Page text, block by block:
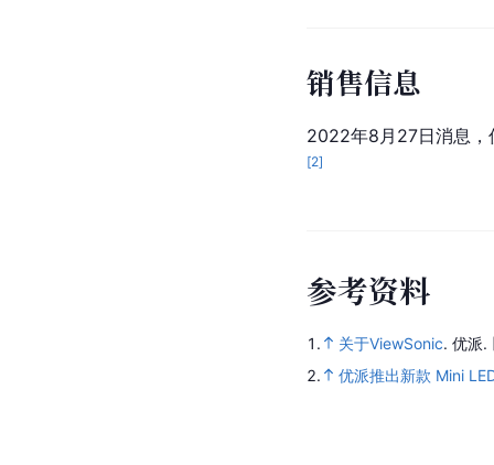
销售信息
2022年8月27日消息
[2]
参考资料
1. 关于ViewSonic. 优派.
2.
优派推出新款 Mini